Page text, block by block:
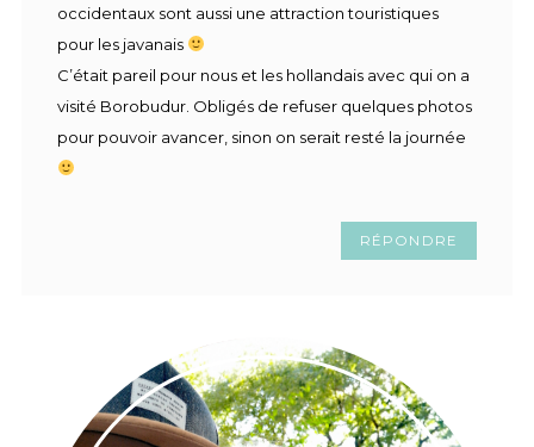
occidentaux sont aussi une attraction touristiques
pour les javanais
C’était pareil pour nous et les hollandais avec qui on a
visité Borobudur. Obligés de refuser quelques photos
pour pouvoir avancer, sinon on serait resté la journée
RÉPONDRE